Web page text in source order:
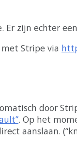
. Er zijn echter een
met Stripe via
door
”. Op het
aanslaan. (“